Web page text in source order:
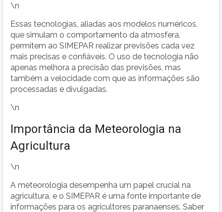
\n
Essas tecnologias, aliadas aos modelos numéricos,
que simulam o comportamento da atmosfera,
permitem ao SIMEPAR realizar previsões cada vez
mais precisas e confiáveis. O uso de tecnologia não
apenas melhora a precisão das previsões, mas
também a velocidade com que as informações são
processadas e divulgadas.
\n
Importância da Meteorologia na
Agricultura
\n
A meteorologia desempenha um papel crucial na
agricultura, e o SIMEPAR é uma fonte importante de
informações para os agricultores paranaenses. Saber